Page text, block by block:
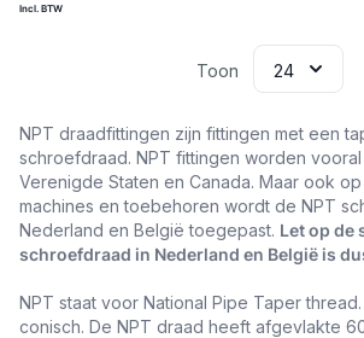
Toon
NPT draadfittingen zijn fittingen met een
schroefdraad. NPT fittingen worden
Verenigde Staten en Canada. Maar ook
machines en toebehoren wordt de NPT
Nederland en België toegepast. Let op de
schroefdraad in Nederland en België is
NPT staat voor National Pipe Taper
conisch. De NPT draad heeft afgevlakte